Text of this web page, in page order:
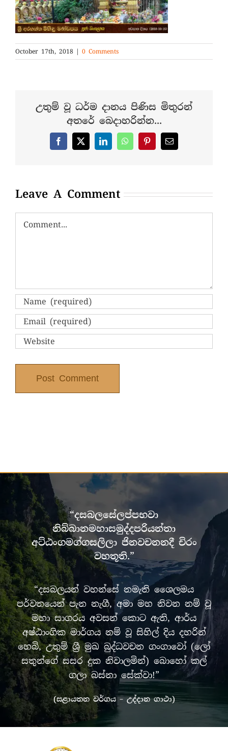
October 17th, 2018 | 0 Comments
උතුම් වූ ධර්ම දානය පිණිස මිතුරන්
අතරේ බෙදාහරින්න...
Facebook
X LinkedInWhatsAppPinterestEmail
Leave A Comment
Comment
“දසබලසේලප්පභවා
නිබ්බානමහාසමුද්දපරියන්තා
අට්ඨංගමග්ගසලිලා ජිනවචනනදී චිරං
වහතූති.”
“දසබලයන් වහන්සේ නමැති ශෛලමය
පර්වතයෙන් පැන නැගී, අමා මහ නිවන නම් වූ
මහා සාගරය අවසන් කොට ඇති, ආර්ය
අෂ්ඨාංගික මාර්ගය නම් වූ සිහිල් දිය දහරින්
හෙබි, උතුම් ශ්‍රී මුඛ බුද්ධවචන ගංගාවෝ (ලෝ
සතුන්ගේ සසර දුක නිවාලමින්) බොහෝ කල්
ගලා බස්නා සේක්වා!”
(සළායතන වර්ගය – උද්දාන ගාථා)